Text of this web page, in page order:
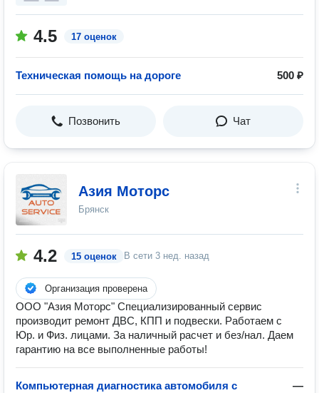
4.5 17 оценок
Техническая помощь на дороге 500 ₽
Позвонить Чат
Азия Моторс
Брянск
4.2 15 оценок В сети 3 нед. назад
Организация проверена
ООО "Азия Моторс" Специализированный сервис
производит ремонт ДВС, КПП и подвески. Работаем с
Юр. и Физ. лицами. За наличный расчет и без/нал. Даем
гарантию на все выполненные работы!
Компьютерная диагностика автомобиля с
—